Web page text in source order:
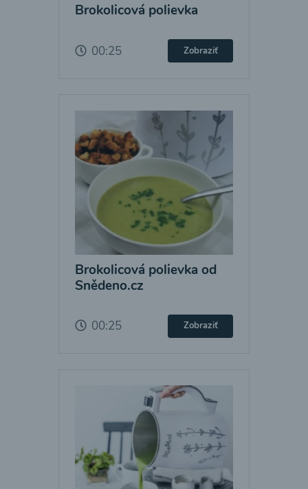
Brokolicová polievka
00:25 Zobraziť
Brokolicová polievka od
Snědeno.cz
00:25 Zobraziť